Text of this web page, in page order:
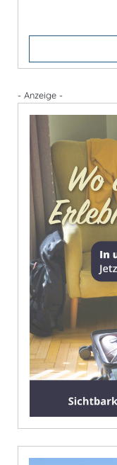
- Anzeige -